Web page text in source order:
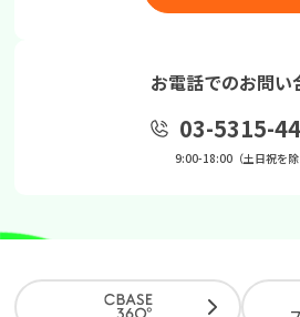
お電話でのお問い
03-5315-
9:00-18:00（土日祝を除